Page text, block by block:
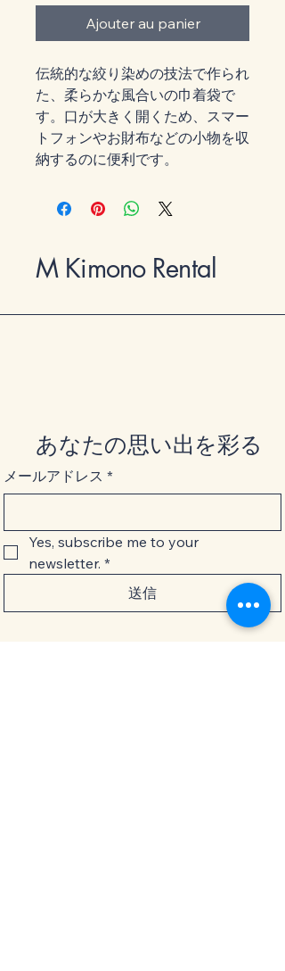
Ajouter au panier
伝統的な絞り染めの技法で作られ
た、柔らかな風合いの巾着袋で
す。口が大きく開くため、スマー
トフォンやお財布などの小物を収
納するのに便利です。
M Kimono Rental
あなたの思い出を彩る
メールアドレス *
Yes, subscribe me to your
newsletter. *
送信